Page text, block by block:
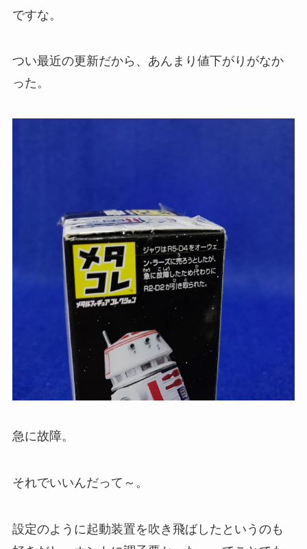
ですな。
つい最近の更新だから、あんまり値下がりがなか
った。
急に故障。
それでいいんだって～。
設定のように起動装置を吹き飛ばしたというのも